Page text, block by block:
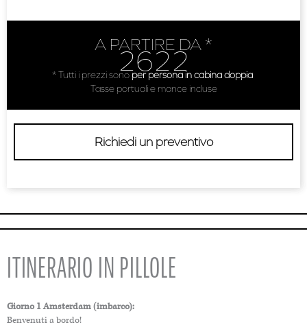
A PARTIRE DA *
2622
* Tutti i prezzi sono per persona in cabina doppia.
Tasse portuali e mance incluse
Richiedi un preventivo
ITINERARIO IN PILLOLE
Giorno 1 Amsterdam (imbarco):
Benvenuti a bordo!